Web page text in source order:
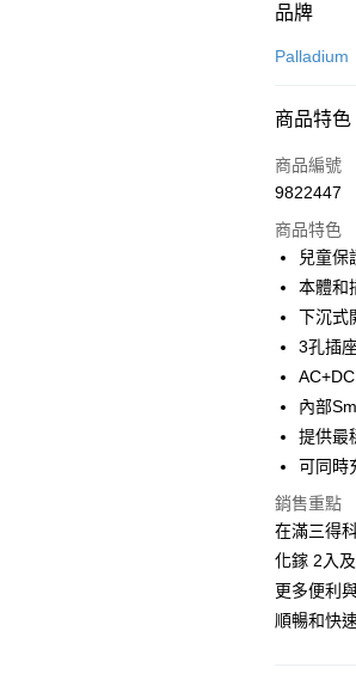
付款方式
信用卡一
街口支付
悠遊付
ATM付款
運送方式
付款後全
免運費
付款後7-
免運費
宅配
每筆
品牌
Palladium
商品特色
商品編號
9822447
商品特色
兒童保
本體和
下沉式
3孔插
內部
提供最
可同時
銷售重點
在滿三得
化鎵 2入
更多便利
順暢和快